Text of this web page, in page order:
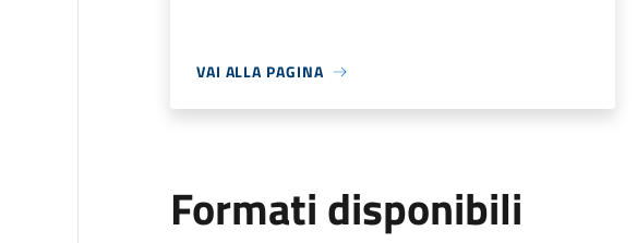
VAI ALLA PAGINA
Formati disponibili